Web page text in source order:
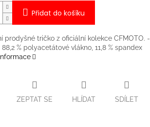
Přidat do košíku
prodyšné tričko z oficiální kolekce CFMOTO. -
% polyacetátové vlákno, 11,8 % spandex
ZEPTAT SE HLÍDAT SDÍLET